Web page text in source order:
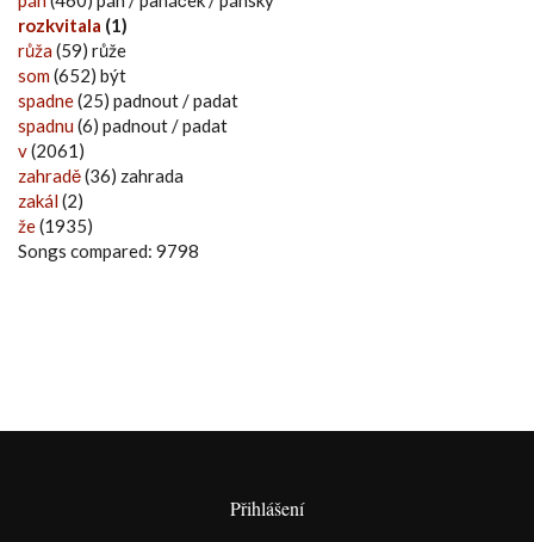
rozkvitala (1)
růža(59) růže
som(652) být
spadne(25) padnout / padat
spadnu(6) padnout / padat
v(2061)
zahradě(36) zahrada
zakál(2)
že(1935)
Songs compared: 9798
Přihlášení